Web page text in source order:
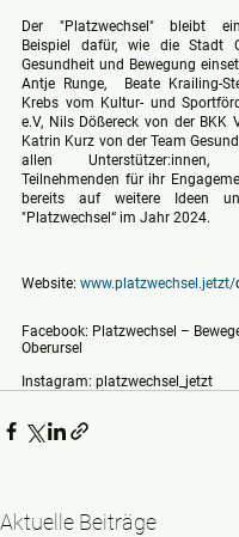
Der "Platzwechsel" bleibt
Beispiel dafür, wie die Stadt
Gesundheit und Bewegung
Antje Runge,  Beate Krailing-
Krebs vom Kultur- und
e.V, Nils Dößereck von der BKK
Katrin Kurz von der Team
allen
Teilnehmenden für ihr
bereits auf weitere Ideen
"Platzwechsel“ im Jahr 2024.
Website: www.platzwechsel.jetzt/
Facebook: Platzwechsel –
Oberursel
Instagram: platzwechsel_jetzt
Aktuelle Beiträge